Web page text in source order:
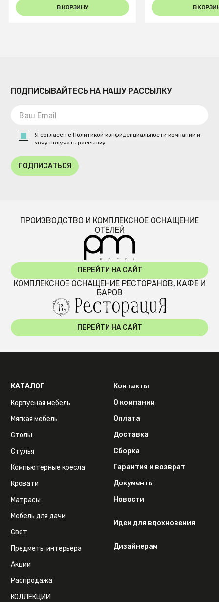
В КОРЗИНУ В
ПОДПИСЫВАЙТЕСЬ НА НАШУ РАССЫЛКУ
Я согласен сПолитикой конфиденциальности компании и
хочу получать рассылку
ПОДПИСАТЬСЯ
ПРОИЗВОДСТВО И КОМПЛЕКСНОЕ ОСНАЩЕНИЕ
ОТЕЛЕЙ
ПЕРЕЙТИ НА САЙТ
КОМПЛЕКСНОЕ ОСНАЩЕНИЕ РЕСТОРАНОВ, КАФЕ И
БАРОВ
ПЕРЕЙТИ НА САЙТ
КАТАЛОГ
Корпусная мебель
Мягкая мебель
Столы
Стулья
Компьютерные кресла
Кровати
Матрасы
Мебель для дачи
Свет
Предметы интерьера
Акции
Распродажа
КОЛЛЕКЦИИ
Контакты
О компании
Оплата
Доставка
Сборка
Гарантия и возврат
Документы
Новости
Идеи для вдохновения
Дизайнерам